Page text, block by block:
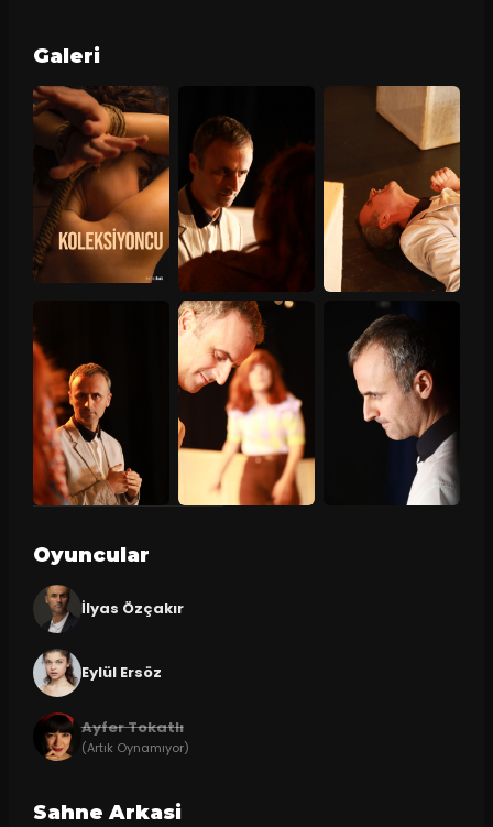
Galeri
Oyuncular
İlyas Özçakır
Eylül Ersöz
Ayfer Tokatlı
(Artık Oynamıyor)
Sahne Arkasi